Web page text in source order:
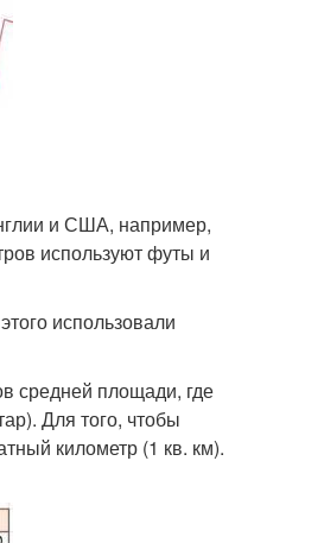
и США, например,
используют футы и
использовали
средней площади, где
Для того, чтобы
километр (1 кв. км).